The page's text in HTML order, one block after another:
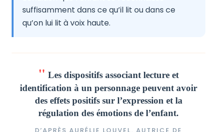
suffisamment dans ce qu’il lit ou dans ce
qu’on lui lit à voix haute.
Les dispositifs associant lecture et
identification à un personnage peuvent avoir
des effets positifs sur l’expression et la
régulation des émotions de l’enfant.
D’APRÈS AURÉLIE LOUVEL, AUTRICE DE